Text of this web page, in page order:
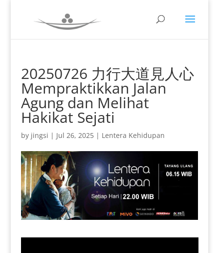
20250726 力行大道見人心
Mempraktikkan Jalan
Agung dan Melihat
Hakikat Sejati
by jingsi | Jul 26, 2025| Lentera Kehidupan